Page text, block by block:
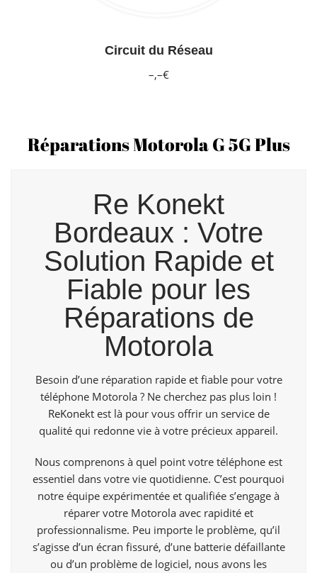
Circuit du Réseau
–,–€
Réparations Motorola G 5G Plus
Re Konekt
Bordeaux : Votre
Solution Rapide et
Fiable pour les
Réparations de
Motorola
Besoin d’une réparation rapide et fiable pour votre
téléphone Motorola ? Ne cherchez pas plus loin !
ReKonektest là pour vous offrir un service de
qualité qui redonne vie à votre précieux appareil.
Nous comprenons à quel point votre téléphone est
essentiel dans votre vie quotidienne. C’est pourquoi
notre équipe expérimentée et qualifiée s’engage à
réparer votre Motorola avec rapidité et
professionnalisme. Peu importe le problème, qu’il
s’agisse d’un écran fissuré, d’une batterie défaillante
ou d’un problème de logiciel, nous avons les